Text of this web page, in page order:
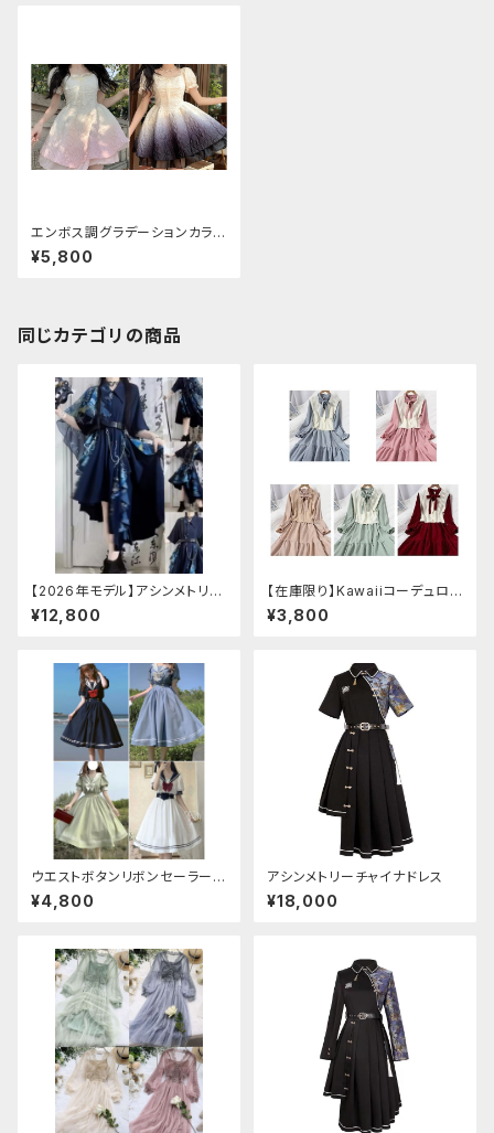
エンボス調グラデーションカラー
ワンピース
¥5,800
同じカテゴリの商品
【2026年モデル】アシンメトリー
チャイナ改良ドレス
¥12,800
【在庫限り】Kawaiiコーデュロイ
ニットワンピースセットアップ
¥3,800
ウエストボタンリボンセーラーワ
ンピース
¥4,800
アシンメトリーチャイナドレス
¥18,000